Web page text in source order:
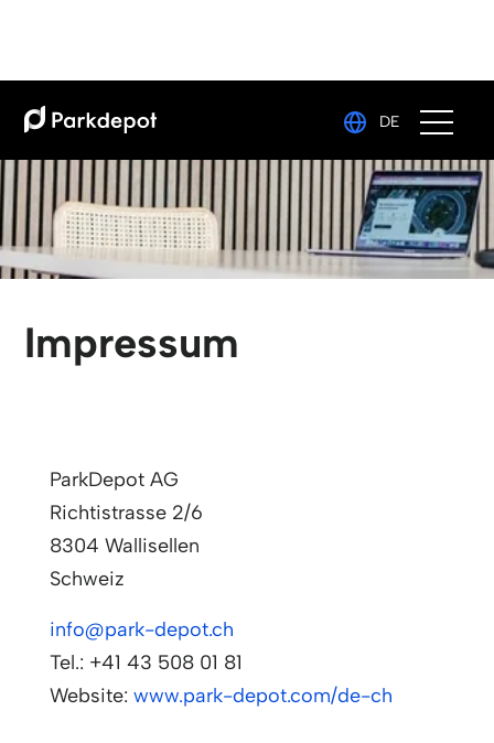
DE
Impressum
ParkDepot AG
Richtistrasse 2/6
8304 Wallisellen
Schweiz
info@park-depot.ch
Tel.: +41 43 508 01 81
Website: www.park-depot.com/de-ch